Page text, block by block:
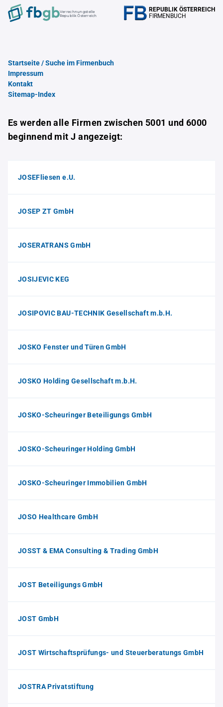
Verrechnungstelle
Republik Österreich
REPUBLIK ÖSTERREICH
FIRMENBUCH
Startseite / Suche im Firmenbuch
Impressum
Kontakt
Sitemap-Index
Es werden alle Firmen zwischen 5001 und 6000
beginnend mit J angezeigt:
JOSEFliesen e.U.
JOSEP ZT GmbH
JOSERATRANS GmbH
JOSIJEVIC KEG
JOSIPOVIC BAU-TECHNIK Gesellschaft m.b.H.
JOSKO Fenster und Türen GmbH
JOSKO Holding Gesellschaft m.b.H.
JOSKO-Scheuringer Beteiligungs GmbH
JOSKO-Scheuringer Holding GmbH
JOSKO-Scheuringer Immobilien GmbH
JOSO Healthcare GmbH
JOSST & EMA Consulting & Trading GmbH
JOST Beteiligungs GmbH
JOST GmbH
JOST Wirtschaftsprüfungs- und Steuerberatungs GmbH
JOSTRA Privatstiftung